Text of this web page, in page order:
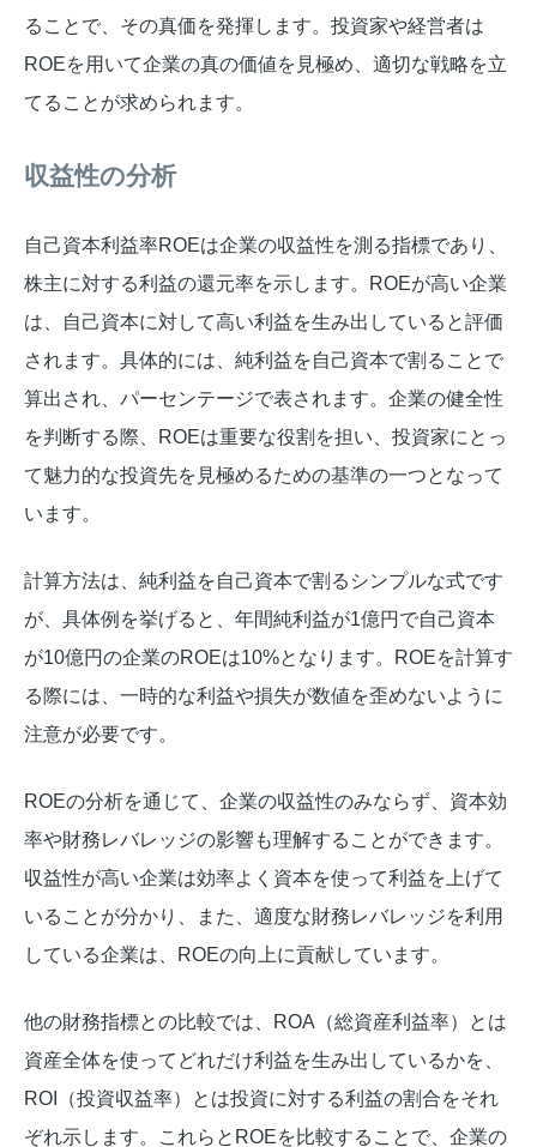
ることで、その真価を発揮します。投資家や経営者は
ROEを用いて企業の真の価値を見極め、適切な戦略を立
てることが求められます。
収益性の分析
自己資本利益率ROEは企業の収益性を測る指標であり、
株主に対する利益の還元率を示します。ROEが高い企業
は、自己資本に対して高い利益を生み出していると評価
されます。具体的には、純利益を自己資本で割ることで
算出され、パーセンテージで表されます。企業の健全性
を判断する際、ROEは重要な役割を担い、投資家にとっ
て魅力的な投資先を見極めるための基準の一つとなって
います。
計算方法は、純利益を自己資本で割るシンプルな式です
が、具体例を挙げると、年間純利益が1億円で自己資本
が10億円の企業のROEは10%となります。ROEを計算す
る際には、一時的な利益や損失が数値を歪めないように
注意が必要です。
ROEの分析を通じて、企業の収益性のみならず、資本効
率や財務レバレッジの影響も理解することができます。
収益性が高い企業は効率よく資本を使って利益を上げて
いることが分かり、また、適度な財務レバレッジを利用
している企業は、ROEの向上に貢献しています。
他の財務指標との比較では、ROA（総資産利益率）とは
資産全体を使ってどれだけ利益を生み出しているかを、
ROI（投資収益率）とは投資に対する利益の割合をそれ
ぞれ示します。これらとROEを比較することで、企業の